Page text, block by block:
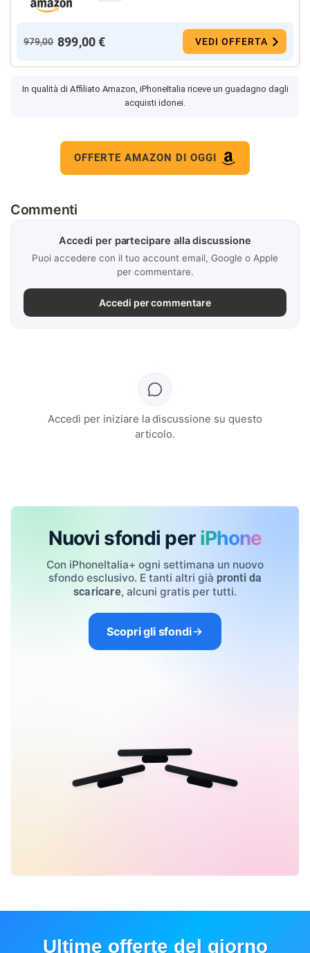
979,00 899,00 € VEDI OFFERTA
In qualità di Affiliato Amazon, iPhoneItalia riceve un guadagno dagli
acquisti idonei.
OFFERTE AMAZON DI OGGI
Commenti
Accedi per partecipare alla discussione
Puoi accedere con il tuo account email, Google o Apple
per commentare.
Accedi per commentare
Accedi per iniziare la discussione su questo
articolo.
Nuovi sfondi per iPhone
Con iPhoneItalia+ ogni settimana un nuovo
sfondo esclusivo. E tanti altri già pronti da
scaricare, alcuni gratis per tutti.
Scopri gli sfondi
Ultime offerte del giorno